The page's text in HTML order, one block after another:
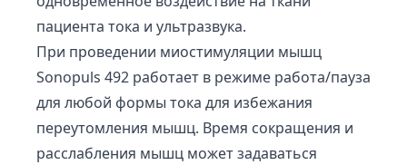
пациента тока и ультразвука.
При проведении миостимуляции мышц
Sonopuls 492 работает в режиме работа/пауза
для любой формы тока для избежания
переутомления мышц. Время сокращения и
расслабления мышц может задаваться